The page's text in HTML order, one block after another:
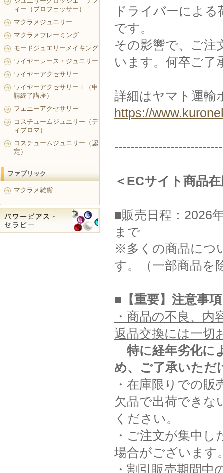
ドライバーによ
です。
その影響で、ご注
います。何卒ご了
詳細はヤマト運輸
https://
＜ECサイト商品
■販売日程：2026
まで
※多くの商品につ
す。（一部商品を
■【重要】注意事項
・商品の不良、
返品交換には一切
特に経年劣化に
め、ご了承いただ
・在庫限りでの
欠品で出荷できな
ください。
・ご注文が集中
場合がございます
・割引販売期間
ィー（プロフェッサー）
マクラメジュエリー
マクラメフレーミング
モードジュエリーメイキング
ワイヤーレース・ジュエリー
ワイヤーアクセサリー
ワイヤーアクセサリーⅡ（申
請終了講座）
フェニーアクセサリー
コスチュームジュエリー（デ
ィプロマ）
コスチュームジュエリー（認
定）
ファブリック
マクラメ雑貨